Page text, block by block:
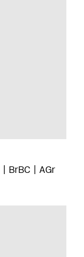
BrBC AGr